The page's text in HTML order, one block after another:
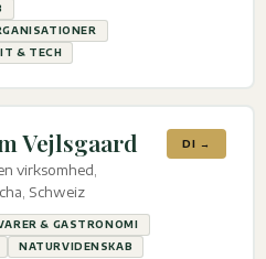
IT & TECH
Vejlsgaard
virksomhed,
Schweiz
& GASTRONOMI
NATURVIDENSKAB
DI →